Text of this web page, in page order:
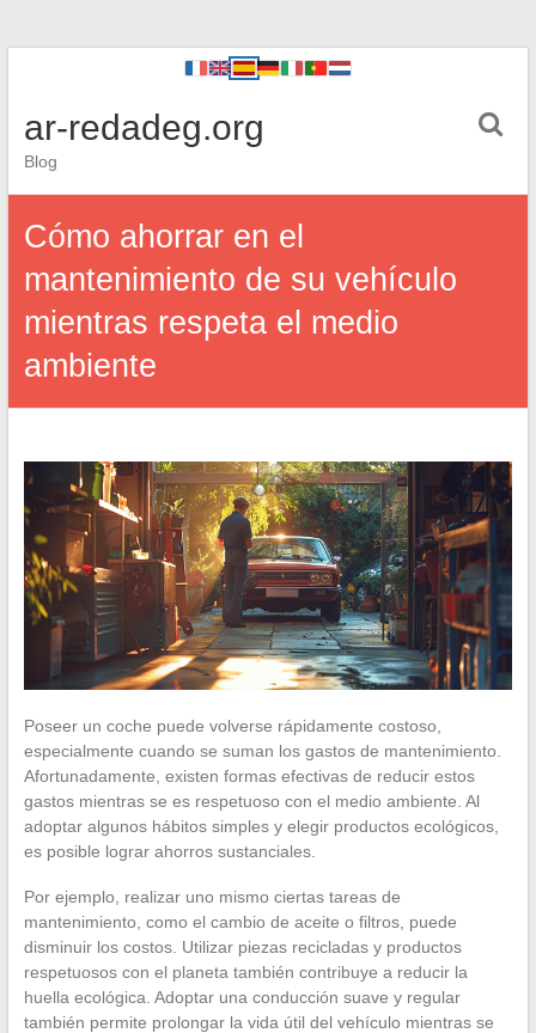
ar-redadeg.org
Blog
Cómo ahorrar en el
mantenimiento de su vehículo
mientras respeta el medio
ambiente
Poseer un coche puede volverse rápidamente costoso,
especialmente cuando se suman los gastos de mantenimiento.
Afortunadamente, existen formas efectivas de reducir estos
gastos mientras se es respetuoso con el medio ambiente. Al
adoptar algunos hábitos simples y elegir productos ecológicos,
es posible lograr ahorros sustanciales.
Por ejemplo, realizar uno mismo ciertas tareas de
mantenimiento, como el cambio de aceite o filtros, puede
disminuir los costos. Utilizar piezas recicladas y productos
respetuosos con el planeta también contribuye a reducir la
huella ecológica. Adoptar una conducción suave y regular
también permite prolongar la vida útil del vehículo mientras se